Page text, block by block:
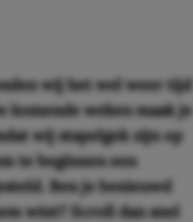
wij het wel weer tijd
komende weken maak je
wij stapelgek zijn op
te beginnen een
Ben je benieuwd
wint? Scroll dan snel